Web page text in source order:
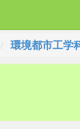
環境都市工学